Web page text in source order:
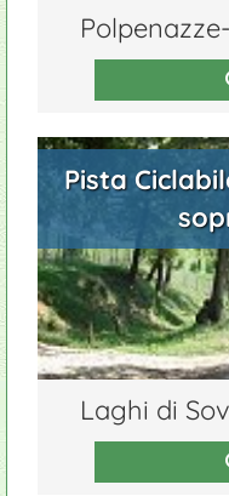
Pista
Laghi di